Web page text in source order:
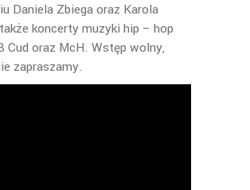
Daniela Zbiega oraz Karola
koncerty muzyki hip – hop
Cud oraz McH. Wstęp wolny,
zapraszamy.